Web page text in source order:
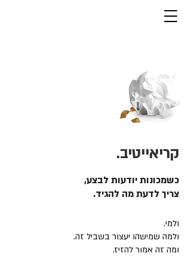
קריאייטיב.
כשמכונות יודעות לבצע,
צריך לדעת מה להגיד.
ולמי.
ולמה שמישהו יעצור בשביל זה.
ומה זה אמור להזיז.